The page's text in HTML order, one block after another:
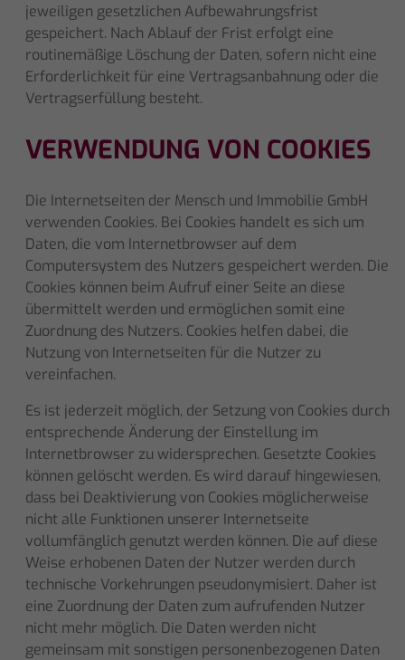
jeweiligen gesetzlichen Aufbewahrungsfrist
gespeichert. Nach Ablauf der Frist erfolgt eine
routinemäßige Löschung der Daten, sofern nicht eine
Erforderlichkeit für eine Vertragsanbahnung oder die
Vertragserfüllung besteht.
VERWENDUNG VON COOKIES
Die Internetseiten der Mensch und Immobilie GmbH
verwenden Cookies. Bei Cookies handelt es sich um
Daten, die vom Internetbrowser auf dem
Computersystem des Nutzers gespeichert werden. Die
Cookies können beim Aufruf einer Seite an diese
übermittelt werden und ermöglichen somit eine
Zuordnung des Nutzers. Cookies helfen dabei, die
Nutzung von Internetseiten für die Nutzer zu
vereinfachen.
Es ist jederzeit möglich, der Setzung von Cookies durch
entsprechende Änderung der Einstellung im
Internetbrowser zu widersprechen. Gesetzte Cookies
können gelöscht werden. Es wird darauf hingewiesen,
dass bei Deaktivierung von Cookies möglicherweise
nicht alle Funktionen unserer Internetseite
vollumfänglich genutzt werden können. Die auf diese
Weise erhobenen Daten der Nutzer werden durch
technische Vorkehrungen pseudonymisiert. Daher ist
eine Zuordnung der Daten zum aufrufenden Nutzer
nicht mehr möglich. Die Daten werden nicht
gemeinsam mit sonstigen personenbezogenen Daten